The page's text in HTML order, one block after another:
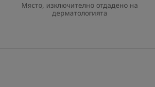
Място, изключително отдадено на
дерматологията